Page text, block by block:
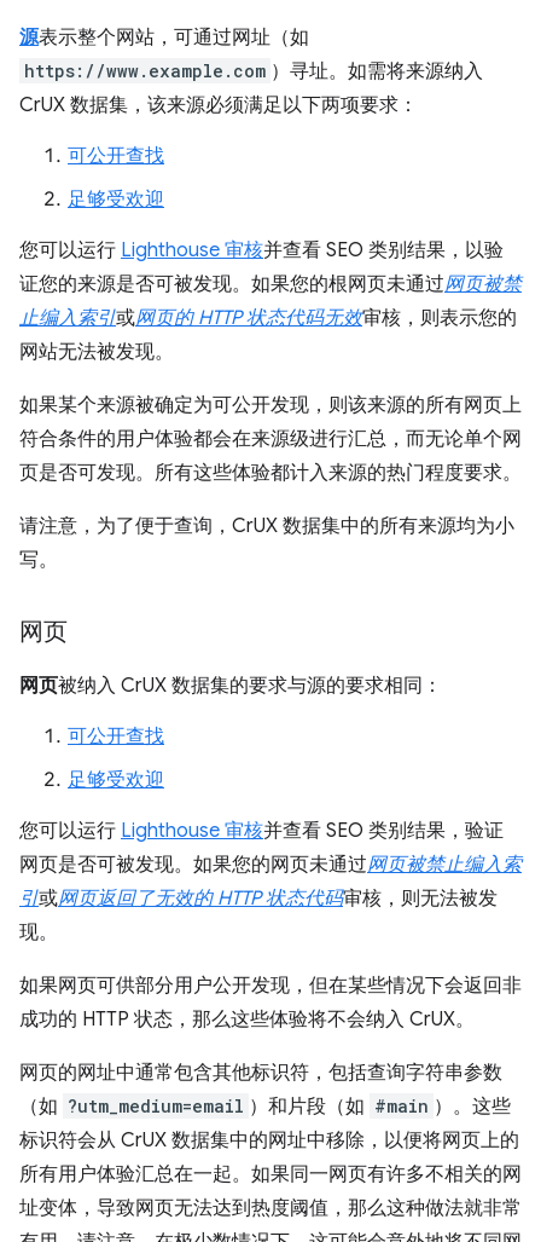
源表示整个网站，可通过网址（如
https://www.example.com ）寻址。如需将来源纳入
CrUX 数据集，该来源必须满足以下两项要求：
可公开查找
足够受欢迎
您可以运行 Lighthouse 审核并查看 SEO 类别结果，以验
证您的来源是否可被发现。如果您的根网页未通过网页被禁
止编入索引或网页的 HTTP 状态代码无效审核，则表示您的
网站无法被发现。
如果某个来源被确定为可公开发现，则该来源的所有网页上
符合条件的用户体验都会在来源级进行汇总，而无论单个网
页是否可发现。所有这些体验都计入来源的热门程度要求。
请注意，为了便于查询，CrUX 数据集中的所有来源均为小
写。
网页
网页被纳入 CrUX 数据集的要求与源的要求相同：
可公开查找
足够受欢迎
您可以运行 Lighthouse 审核并查看 SEO 类别结果，验证
网页是否可被发现。如果您的网页未通过网页被禁止编入索
引或网页返回了无效的 HTTP 状态代码审核，则无法被发
现。
如果网页可供部分用户公开发现，但在某些情况下会返回非
成功的 HTTP 状态，那么这些体验将不会纳入 CrUX。
网页的网址中通常包含其他标识符，包括查询字符串参数
（如 ?utm_medium=email ）和片段（如 #main ）。这些
标识符会从 CrUX 数据集中的网址中移除，以便将网页上的
所有用户体验汇总在一起。如果同一网页有许多不相关的网
址变体，导致网页无法达到热度阈值，那么这种做法就非常